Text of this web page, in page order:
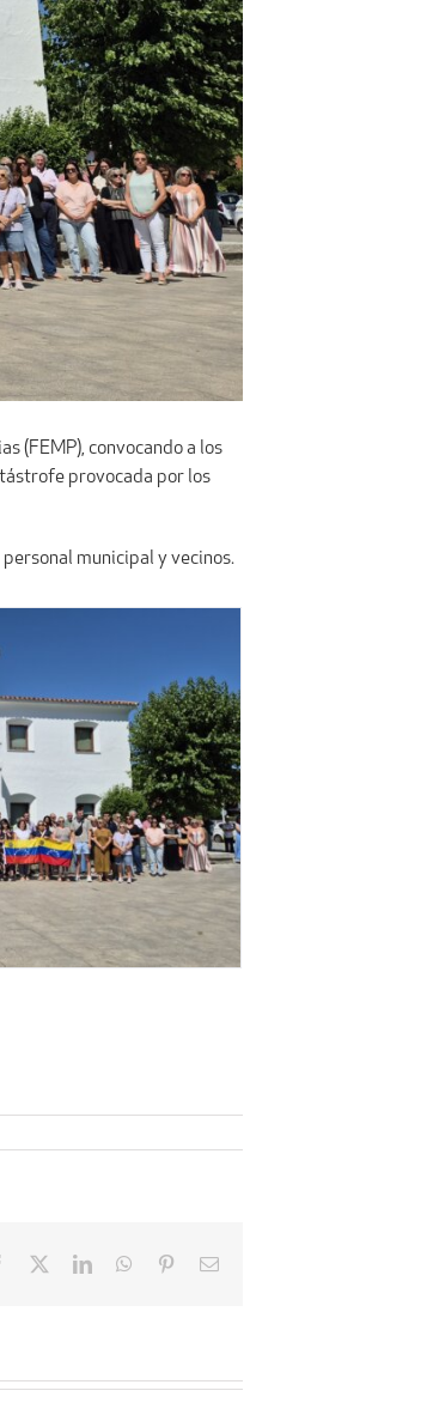
(FEMP), convocando a los
provocada por los
municipal y vecinos.
Facebook LinkedInWhatsApp
PinterestEmail